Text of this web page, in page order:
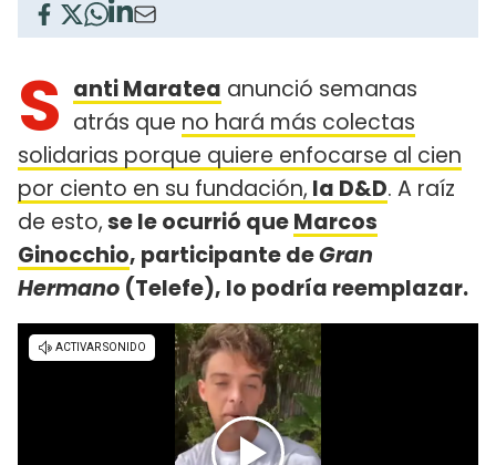
S anti Maratea anunció semanas
atrás que no hará más colectas
solidarias porque quiere enfocarse al cien
por ciento en su fundación, la D&D. A raíz
de esto,se le ocurrió queMarcos
Ginocchio, participante deGran
Hermano (Telefe), lo podría reemplazar.